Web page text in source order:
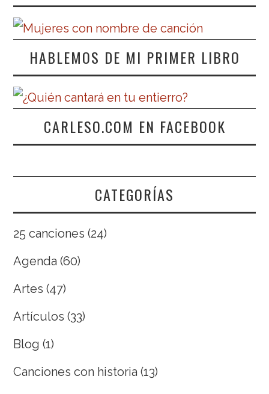
HABLEMOS DE MI PRIMER LIBRO
CARLESO.COM EN FACEBOOK
CATEGORÍAS
25 canciones (24)
Agenda (60)
Artes (47)
Artículos (33)
Blog (1)
Canciones con historia (13)